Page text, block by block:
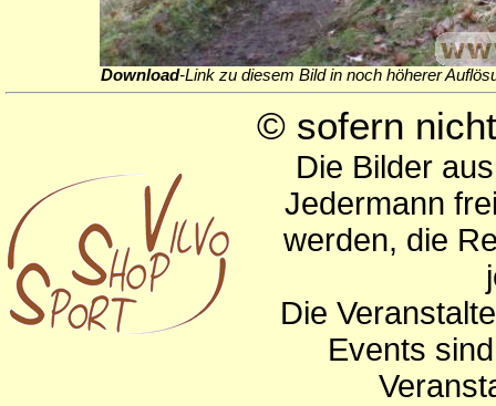
Download-Link zu diesem Bild in noch höherer
© sofern
Die Bilder
Jedermann
werden, die
Die
Events